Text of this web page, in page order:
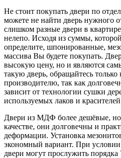
Не стоит покупать двери по
можете не найти дверь нужного
слишком разные двери в
нелепо. Исходя из суммы,
определите, шпонированные,
массива Вы будете покупать.
высокую цену, но и являются
такую дверь, обращайтесь
производителю, так как
зависит от технологии сушки
используемых лаков и
Двери из МДФ более дешёвые, но
качестве, они долговечны и
деформации. Установка
экономный вариант. При
двери могут прослужить порядка